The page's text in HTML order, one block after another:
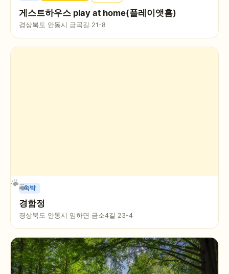
게스트하우스 play at home(플레이앳홈)
경상북도 안동시 금곡길 21-8
숙박
경함정
경상북도 안동시 임하면 금소4길 23-4